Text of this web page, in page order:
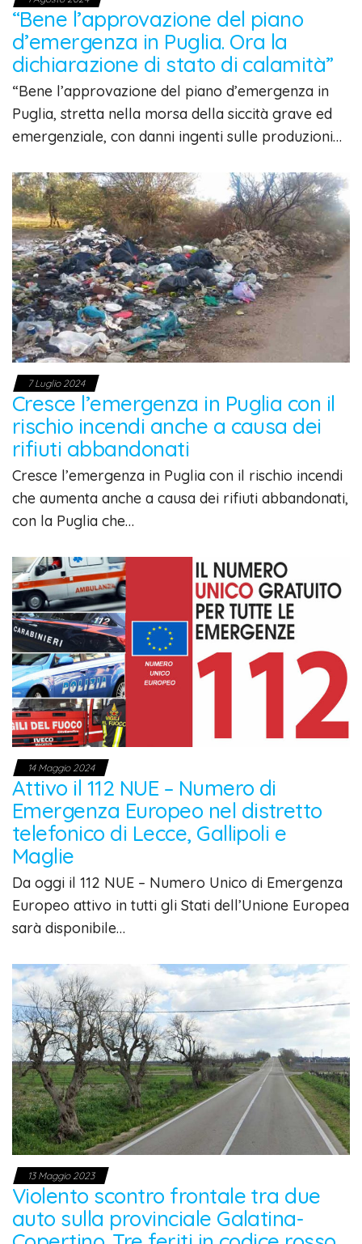
“Bene l’approvazione del piano
d’emergenza in Puglia. Ora la
dichiarazione di stato di calamità”
“Bene l’approvazione del piano d’emergenza in
Puglia, stretta nella morsa della siccità grave ed
emergenziale, con danni ingenti sulle produzioni…
7 Luglio 2024
Cresce l’emergenza in Puglia con il
rischio incendi anche a causa dei
rifiuti abbandonati
Cresce l’emergenza in Puglia con il rischio incendi
che aumenta anche a causa dei rifiuti abbandonati,
con la Puglia che…
14 Maggio 2024
Attivo il 112 NUE – Numero di
Emergenza Europeo nel distretto
telefonico di Lecce, Gallipoli e
Maglie
Da oggi il 112 NUE – Numero Unico di Emergenza
Europeo attivo in tutti gli Stati dell’Unione Europea
sarà disponibile…
13 Maggio 2023
Violento scontro frontale tra due
auto sulla provinciale Galatina-